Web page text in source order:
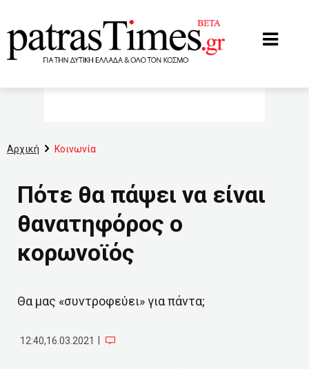
Αρχική Κοινωνία
Πότε θα πάψει να είναι
θανατηφόρος ο
κορωνοϊός
Θα μας «συντροφεύει» για πάντα;
12:40,16.03.2021